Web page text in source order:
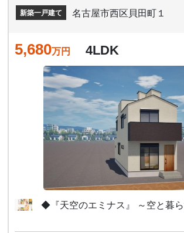
新築一戸建て 名古屋市西区貝田町１
5,680万円 4LDK
◆『天空のエミナス』 ～空と暮